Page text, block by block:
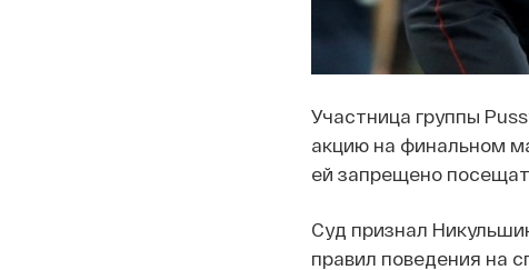
Участница группы
акцию на финальном
ей запрещено
Суд признал
правил поведения на